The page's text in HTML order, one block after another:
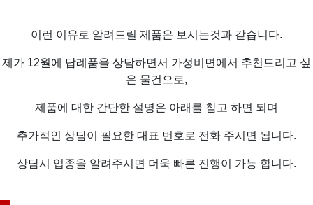
이런 이유로 알려드릴 제품은 보시는것과 같습니다.
제가 12월에 답례품을 상담하면서 가성비면에서 추천드리고 싶
은 물건으로,
제품에 대한 간단한 설명은 아래를 참고 하면 되며
추가적인 상담이 필요한 대표 번호로 전화 주시면 됩니다.
상담시 업종을 알려주시면 더욱 빠른 진행이 가능 합니다.